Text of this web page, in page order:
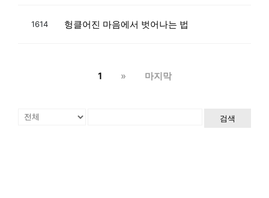
1614 헝클어진 마음에서 벗어나는 법
1 » 마지막
검색